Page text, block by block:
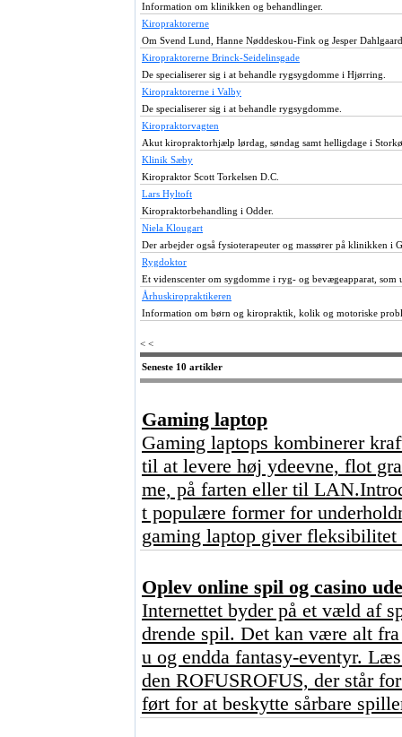
Information om klinikken og behandlinger.
Kiropraktorerne
Om Svend Lund, Hanne Nøddeskou-Fink og Jesper
Kiropraktorerne Brinck-Seidelinsgade
De specialiserer sig i at behandle rygsygdomme i Hjørring.
Kiropraktorerne i Valby
De specialiserer sig i at behandle rygsygdomme.
Kiropraktorvagten
Akut kiropraktorhjælp lørdag, søndag samt helligdage i
Klinik Sæby
Kiropraktor Scott Torkelsen D.C.
Lars Hyltoft
Kiropraktorbehandling i Odder.
Niela Klougart
Der arbejder også fysioterapeuter og massører på klinikken i
Rygdoktor
Et videnscenter om sygdomme i ryg- og bevægeapparat, som
Århuskiropraktikeren
Information om børn og kiropraktik, kolik og motoriske
< <
Seneste 10 artikler
Gaming laptop
Gaming laptops kombinerer
til at levere høj ydeevne, flot
me, på farten eller til
t populære former for
gaming laptop giver fleksibilitet
Oplev online spil og casino
Internettet byder på et væld af
drende spil. Det kan være alt
u og endda fantasy-eventyr.
den ROFUSROFUS, der står
ført for at beskytte sårbare